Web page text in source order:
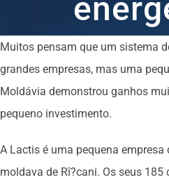
Muitos pensam que um sistema
grandes empresas, mas uma
Moldávia demonstrou ganhos
pequeno investimento.
A Lactis é uma pequena
moldava de Rî?cani. Os seus